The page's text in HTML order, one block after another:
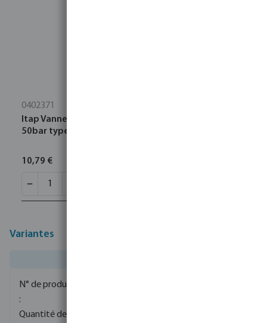
0402371
Itap Vanne à bille laiton nickelé 1/4" filetage femelle
50bar type 092
10,79 €
Variantes